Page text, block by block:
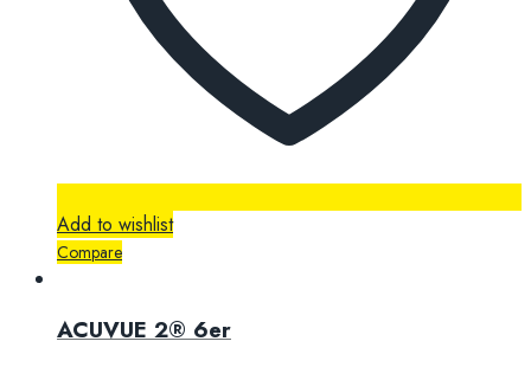
Add to wishlist
Compare
ACUVUE 2® 6er